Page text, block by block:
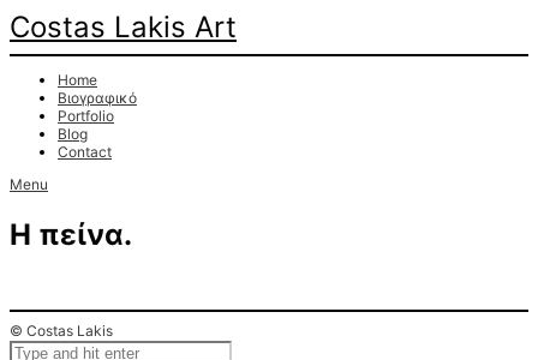
Costas Lakis Art
Home
Βιογραφικό
Portfolio
Blog
Contact
Menu
Η πείνα.
© Costas Lakis